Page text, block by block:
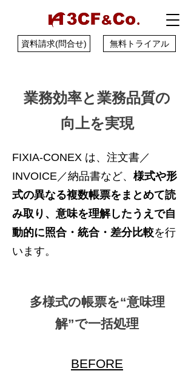
資料請求(問合せ) 無料トライアル
業務効率と業務品質の
向上を実現
FIXIA-CONEX は、注文書／
INVOICE／納品書など、 様式や形
式の異なる複数帳票をまとめて読
み取り、意味を理解したうえで自
動的に照合・統合・差分比較を行
います。
多様式の帳票を“意味理
解”で一括処理
BEFORE